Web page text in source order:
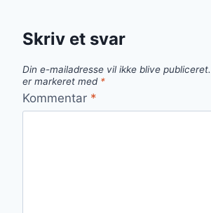
Skriv et svar
Din e-mailadresse vil ikke blive publiceret.
er markeret med *
Kommentar *